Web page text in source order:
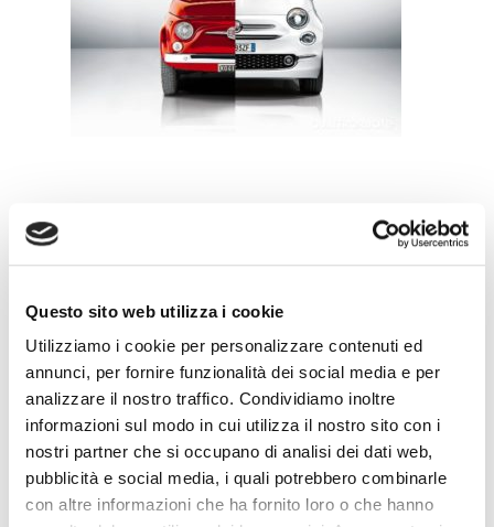
Questo sito web utilizza i cookie
Utilizziamo i cookie per personalizzare contenuti ed
annunci, per fornire funzionalità dei social media e per
analizzare il nostro traffico. Condividiamo inoltre
informazioni sul modo in cui utilizza il nostro sito con i
nostri partner che si occupano di analisi dei dati web,
pubblicità e social media, i quali potrebbero combinarle
con altre informazioni che ha fornito loro o che hanno
Leave a Reply